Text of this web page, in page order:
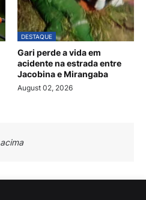
DESTAQUE
Gari perde a vida em
acidente na estrada entre
Jacobina e Mirangaba
August 02, 2026
acima